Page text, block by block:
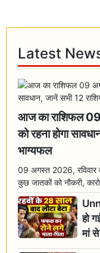
Latest
आज का राशिफल
को रहना होगा
भाग्यफल
09 अगस्त 2026, रविवार
कुछ जातकों को नौकरी,
हो
मां